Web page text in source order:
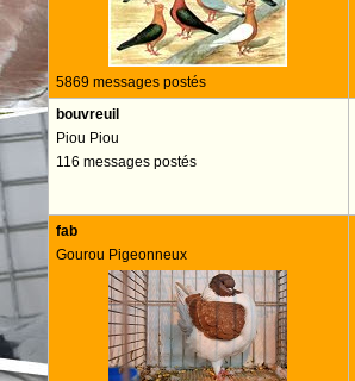
5869 messages postés
bouvreuil
Piou Piou
116 messages postés
fab
Gourou Pigeonneux